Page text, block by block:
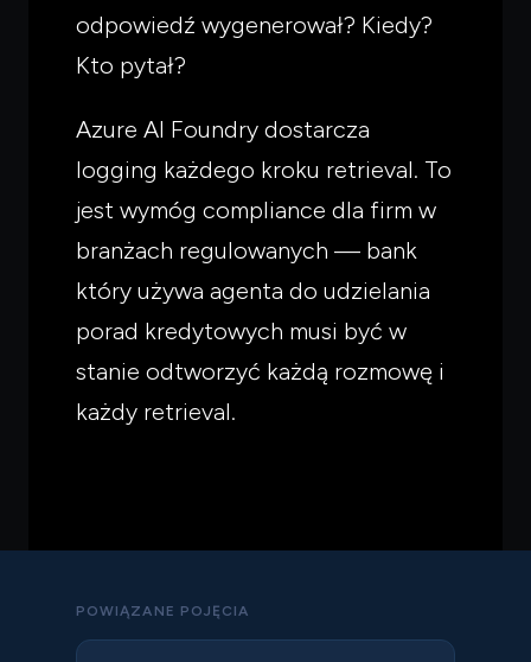
odpowiedź wygenerował? Kiedy?
Kto pytał?
Azure AI Foundry dostarcza
logging każdego kroku retrieval. To
jest wymóg compliance dla firm w
branżach regulowanych — bank
który używa agenta do udzielania
porad kredytowych musi być w
stanie odtworzyć każdą rozmowę i
każdy retrieval.
POWIĄZANE POJĘCIA